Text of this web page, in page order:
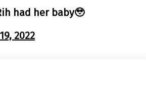
had her baby🥹
2022